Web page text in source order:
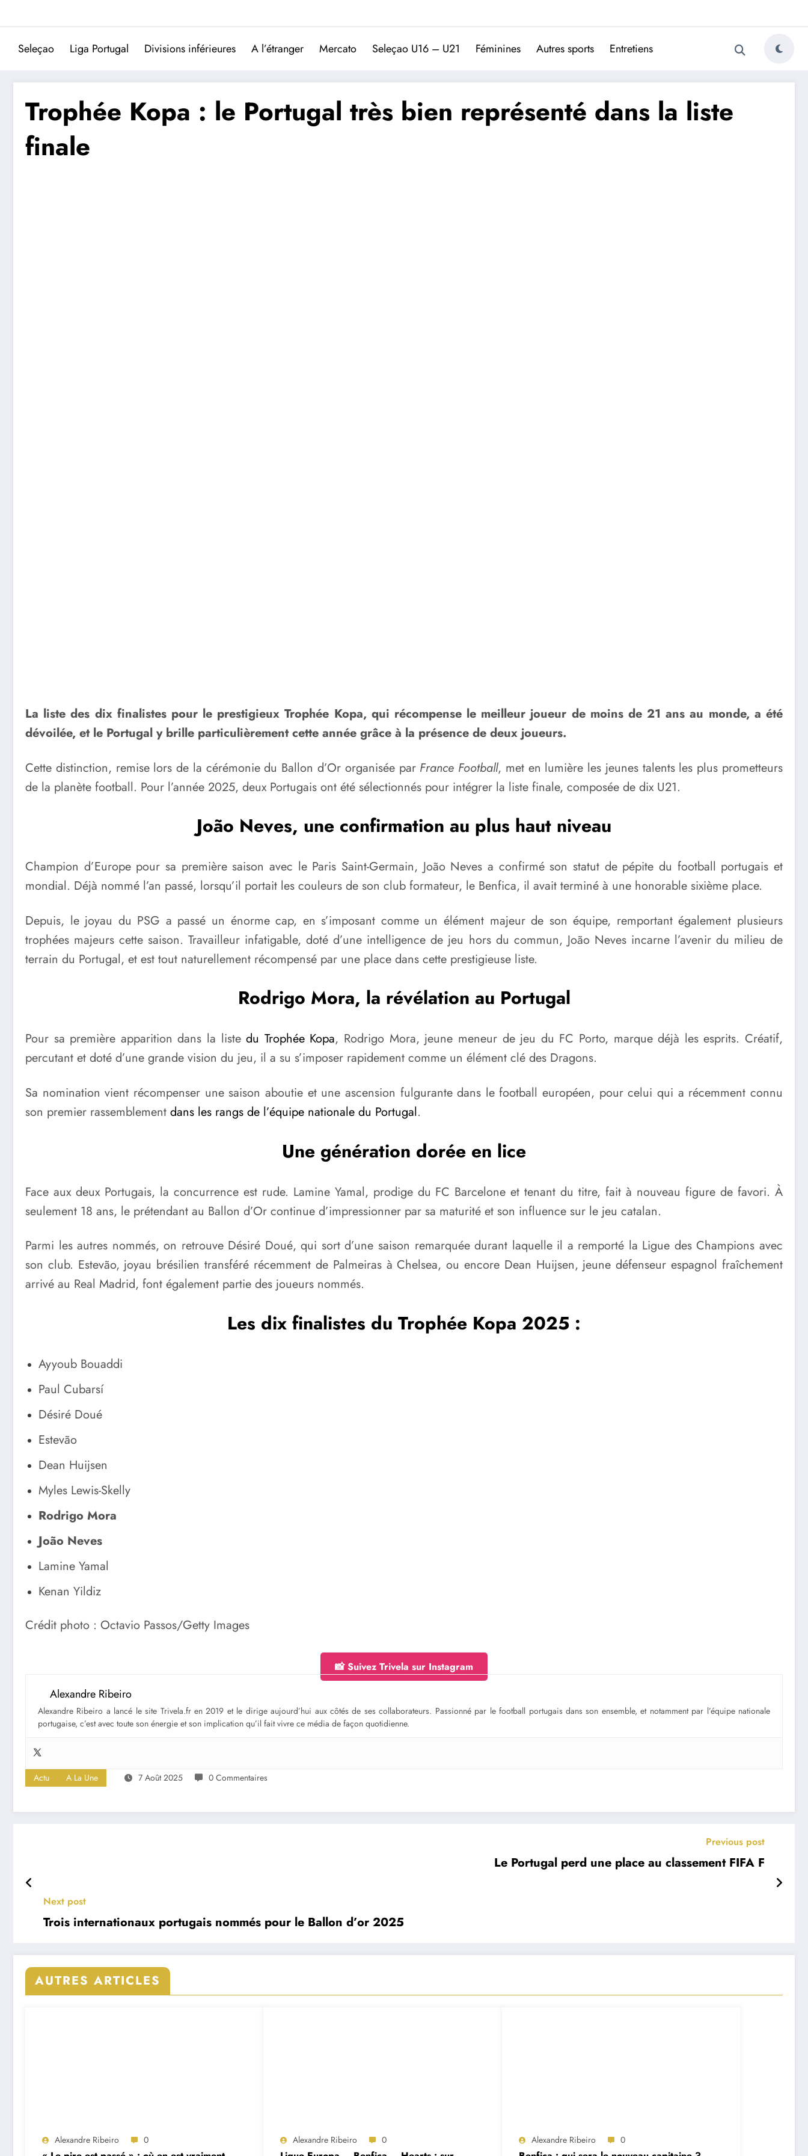
Trivela
L'actualité du football portugais
Seleçao Liga Portugal Divisions inférieures A l’étranger Mercato Seleçao U16 – U21 Féminines Autres sports Entretiens
Trophée Kopa : le Portugal très bien représenté dans la liste
finale
La liste des dix finalistes pour le prestigieux Trophée Kopa, qui récompense le meilleur joueur de moins de 21 ans au monde, a été
dévoilée, et le Portugal y brille particulièrement cette année grâce à la présence de deux joueurs.
Cette distinction, remise lors de la cérémonie du Ballon d’Or organisée par France Football, met en lumière les jeunes talents les plus prometteurs
de la planète football. Pour l’année 2025, deux Portugais ont été sélectionnés pour intégrer la liste finale, composée de dix U21.
João Neves, une confirmation au plus haut niveau
Champion d’Europe pour sa première saison avec le Paris Saint-Germain, João Neves a confirmé son statut de pépite du football portugais et
mondial. Déjà nommé l’an passé, lorsqu’il portait les couleurs de son club formateur, le Benfica, il avait terminé à une honorable sixième place.
Depuis, le joyau du PSG a passé un énorme cap, en s’imposant comme un élément majeur de son équipe, remportant également plusieurs
trophées majeurs cette saison. Travailleur infatigable, doté d’une intelligence de jeu hors du commun, João Neves incarne l’avenir du milieu de
terrain du Portugal, et est tout naturellement récompensé par une place dans cette prestigieuse liste.
Rodrigo Mora, la révélation au Portugal
Pour sa première apparition dans la listedu Trophée Kopa, Rodrigo Mora, jeune meneur de jeu du FC Porto, marque déjà les esprits. Créatif,
percutant et doté d’une grande vision du jeu, il a su s’imposer rapidement comme un élément clé des Dragons.
Sa nomination vient récompenser une saison aboutie et une ascension fulgurante dans le football européen, pour celui qui a récemment connu
son premier rassemblement dans les rangs de l’équipe nationale du Portugal.
Une génération dorée en lice
Face aux deux Portugais, la concurrence est rude. Lamine Yamal, prodige du FC Barcelone et tenant du titre, fait à nouveau figure de favori. À
seulement 18 ans, le prétendant au Ballon d’Or continue d’impressionner par sa maturité et son influence sur le jeu catalan.
Parmi les autres nommés, on retrouve Désiré Doué, qui sort d’une saison remarquée durant laquelle il a remporté la Ligue des Champions avec
son club. Estevão, joyau brésilien transféré récemment de Palmeiras à Chelsea, ou encore Dean Huijsen, jeune défenseur espagnol fraîchement
arrivé au Real Madrid, font également partie des joueurs nommés.
Les dix finalistes du Trophée Kopa 2025 :
Ayyoub Bouaddi
Paul Cubarsí
Désiré Doué
Estevão
Dean Huijsen
Myles Lewis-Skelly
Rodrigo Mora
João Neves
Lamine Yamal
Kenan Yildiz
Crédit photo : Octavio Passos/Getty Images
📸 Suivez Trivela sur Instagram
Alexandre Ribeiro
Alexandre Ribeiro a lancé le site Trivela.fr en 2019 et le dirige aujourd’hui aux côtés de ses collaborateurs. Passionné par le football portugais dans son ensemble, et notamment par l’équipe nationale
portugaise, c’est avec toute son énergie et son implication qu’il fait vivre ce média de façon quotidienne.
Actu A La Une 7 Août 2025 0 Commentaires
Previous post
Le Portugal perd une place au classement FIFA F
Next post
Trois internationaux portugais nommés pour le Ballon d’or 2025
AUTRES ARTICLES
Alexandre Ribeiro 0 Alexandre Ribeiro 0 Alexandre Ribeiro 0